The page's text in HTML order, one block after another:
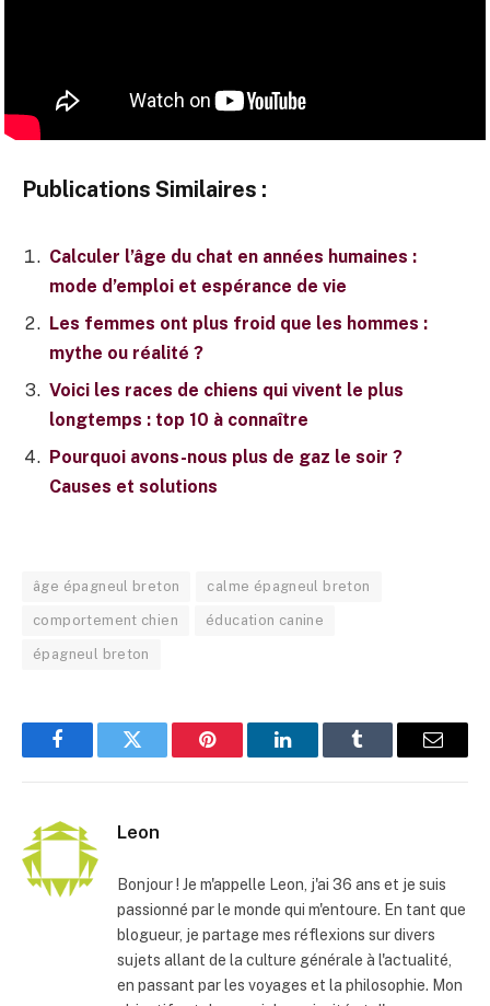
Publications Similaires :
Calculer l’âge du chat en années humaines :
mode d’emploi et espérance de vie
Les femmes ont plus froid que les hommes :
mythe ou réalité ?
Voici les races de chiens qui vivent le plus
longtemps : top 10 à connaître
Pourquoi avons-nous plus de gaz le soir ?
Causes et solutions
âge épagneul breton calme épagneul breton
comportement chien éducation canine
épagneul breton
FacebookTwitter Pinterest LinkedInTumblr
E-
Leon
Bonjour ! Je m'appelle Leon, j'ai 36 ans et je suis
passionné par le monde qui m'entoure. En tant que
blogueur, je partage mes réflexions sur divers
sujets allant de la culture générale à l'actualité,
en passant par les voyages et la philosophie. Mon